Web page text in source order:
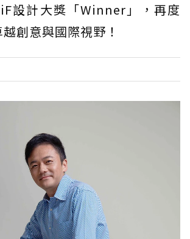
設計大獎「Winner」，再度
創意與國際視野！